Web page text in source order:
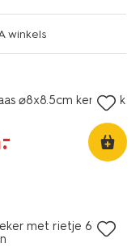
winkels
⌀8x8.5cm keramiek
.
–
met rietje 670ml